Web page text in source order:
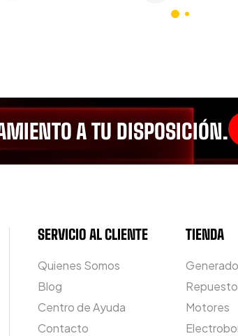
A TU DISPOSICIÓN.
SERVICIO AL CLIENTE
Quienes Somos
Blog
Centro de Ayuda
Contacto
TIENDA
Motores